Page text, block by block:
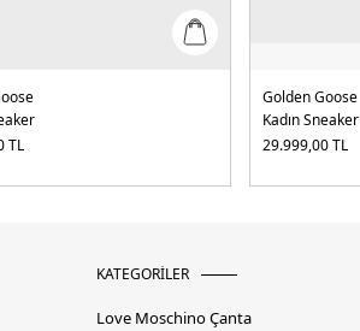
TL
Golden Goose
Kadın Sneaker
29.999,00TL
KATEGORİLER
Love Moschino Çanta